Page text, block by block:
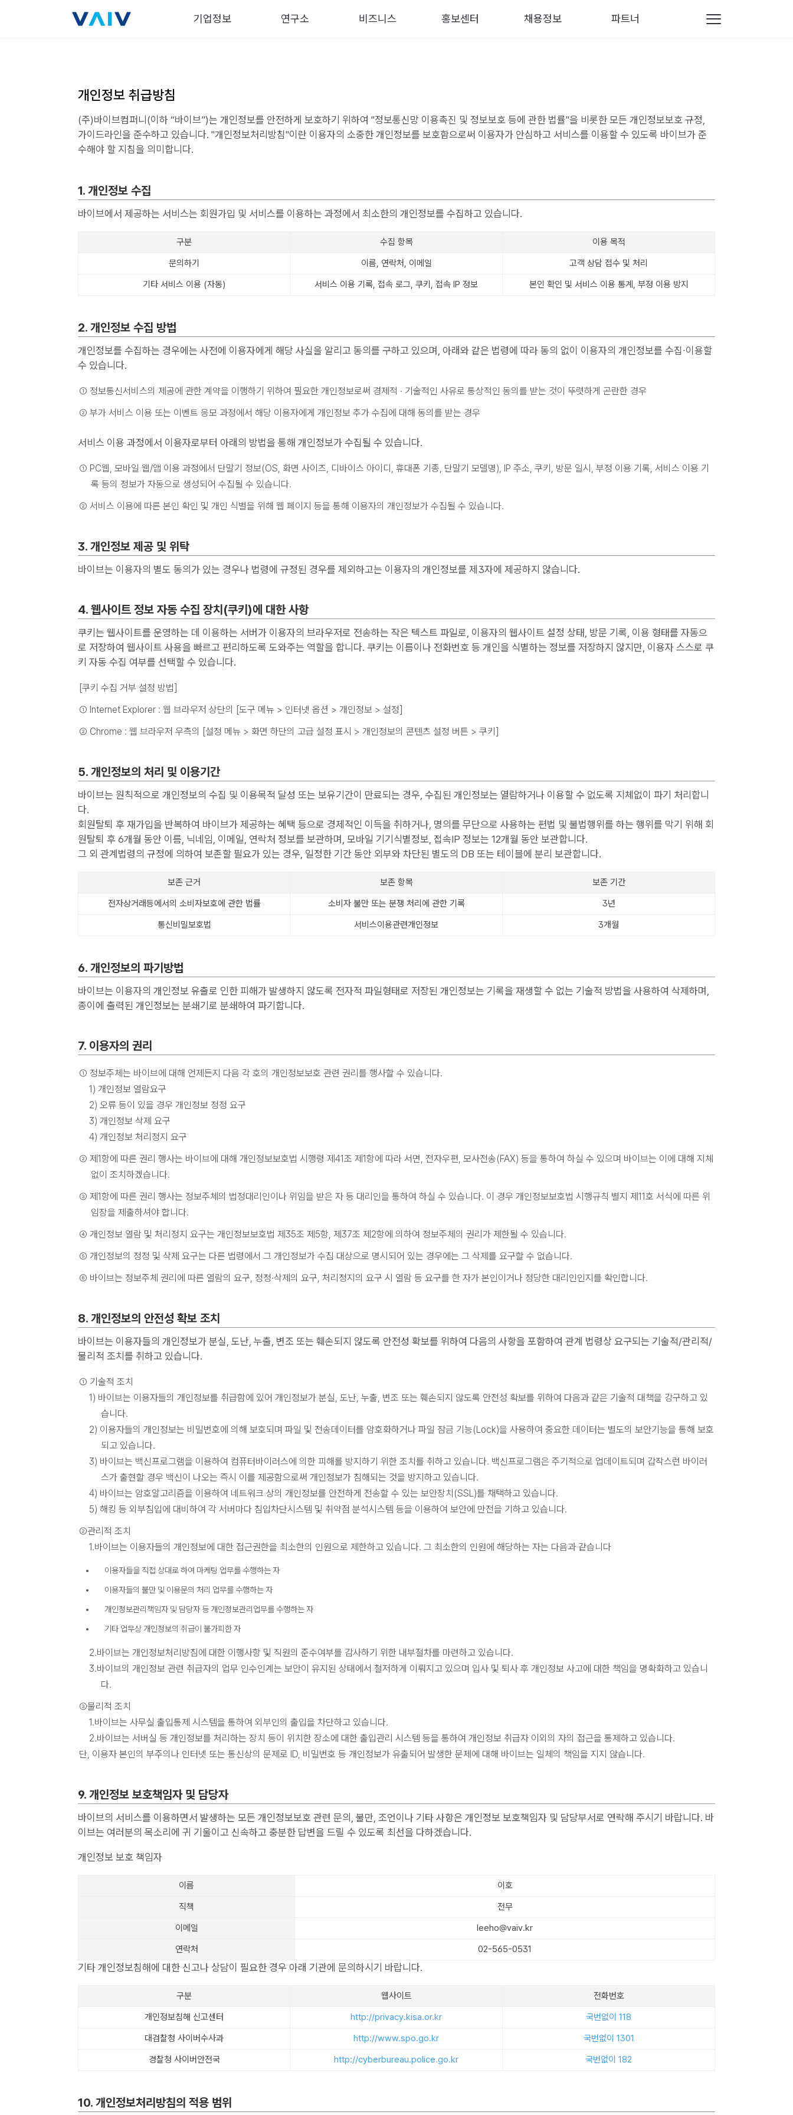
기업정보 연구소 비즈니스 홍보센터 채용정보 파트너
개인정보 취급방침
(주)바이브컴퍼니(이하 “바이브”)는 개인정보를 안전하게 보호하기 위하여 "정보통신망 이용촉진 및 정보보호 등에 관한 법률"을 비롯한 모든 개인정보보호 규정,
가이드라인을 준수하고 있습니다. "개인정보처리방침"이란 이용자의 소중한 개인정보를 보호함으로써 이용자가 안심하고 서비스를 이용할 수 있도록 바이브가 준
수해야 할 지침을 의미합니다.
1. 개인정보 수집
바이브에서 제공하는 서비스는 회원가입 및 서비스를 이용하는 과정에서 최소한의 개인정보를 수집하고 있습니다.
구분 수집 항목
이용 목적
문의하기
이름, 연락처, 이메일
고객 상담 접수 및 처리
기타 서비스 이용 (자동)
서비스 이용 기록, 접속 로그, 쿠키, 접속 IP 정보 본인 확인 및 서비스 이용 통계, 부정 이용 방지
2. 개인정보 수집 방법
개인정보를 수집하는 경우에는 사전에 이용자에게 해당 사실을 알리고 동의를 구하고 있으며, 아래와 같은 법령에 따라 동의 없이 이용자의 개인정보를 수집∙이용할
수 있습니다.
① 정보통신서비스의 제공에 관한 계약을 이행하기 위하여 필요한 개인정보로써 경제적 · 기술적인 사유로 통상적인 동의를 받는 것이 뚜렷하게 곤란한 경우
② 부가 서비스 이용 또는 이벤트 응모 과정에서 해당 이용자에게 개인정보 추가 수집에 대해 동의를 받는 경우
서비스 이용 과정에서 이용자로부터 아래의 방법을 통해 개인정보가 수집될 수 있습니다.
① PC웹, 모바일 웹/앱 이용 과정에서 단말기 정보(OS, 화면 사이즈, 디바이스 아이디, 휴대폰 기종, 단말기 모델명), IP 주소, 쿠키, 방문 일시, 부정 이용 기록, 서비스 이용 기
록 등의 정보가 자동으로 생성되어 수집될 수 있습니다.
② 서비스 이용에 따른 본인 확인 및 개인 식별을 위해 웹 페이지 등을 통해 이용자의 개인정보가 수집될 수 있습니다.
3. 개인정보 제공 및 위탁
바이브는 이용자의 별도 동의가 있는 경우나 법령에 규정된 경우를 제외하고는 이용자의 개인정보를 제3자에 제공하지 않습니다.
4. 웹사이트 정보 자동 수집 장치(쿠키)에 대한 사항
쿠키는 웹사이트를 운영하는 데 이용하는 서버가 이용자의 브라우저로 전송하는 작은 텍스트 파일로, 이용자의 웹사이트 설정 상태, 방문 기록, 이용 형태를 자동으
로 저장하여 웹사이트 사용을 빠르고 편리하도록 도와주는 역할을 합니다. 쿠키는 이름이나 전화번호 등 개인을 식별하는 정보를 저장하지 않지만, 이용자 스스로 쿠
키 자동 수집 여부를 선택할 수 있습니다.
[쿠키 수집 거부 설정 방법]
① Internet Explorer : 웹 브라우저 상단의 [도구 메뉴 > 인터넷 옵션 > 개인정보 > 설정]
② Chrome : 웹 브라우저 우측의 [설정 메뉴 > 화면 하단의 고급 설정 표시 > 개인정보의 콘텐츠 설정 버튼 > 쿠키]
5. 개인정보의 처리 및 이용기간
바이브는 원칙적으로 개인정보의 수집 및 이용목적 달성 또는 보유기간이 만료되는 경우, 수집된 개인정보는 열람하거나 이용할 수 없도록 지체없이 파기 처리합니
다.
회원탈퇴 후 재가입을 반복하여 바이브가 제공하는 혜택 등으로 경제적인 이득을 취하거나, 명의를 무단으로 사용하는 편법 및 불법행위를 하는 행위를 막기 위해 회
원탈퇴 후 6개월 동안 이름, 닉네임, 이메일, 연락처 정보를 보관하며, 모바일 기기식별정보, 접속IP 정보는 12개월 동안 보관합니다.
그 외 관계법령의 규정에 의하여 보존할 필요가 있는 경우, 일정한 기간 동안 외부와 차단된 별도의 DB 또는 테이블에 분리 보관합니다.
보존 근거 보존 항목
보존 기간
전자상거래등에서의 소비자보호에 관한 법률
소비자 불만 또는 분쟁 처리에 관한 기록
3년
통신비밀보호법
서비스이용관련개인정보 3개월
6. 개인정보의 파기방법
바이브는 이용자의 개인정보 유출로 인한 피해가 발생하지 않도록 전자적 파일형태로 저장된 개인정보는 기록을 재생할 수 없는 기술적 방법을 사용하여 삭제하며,
종이에 출력된 개인정보는 분쇄기로 분쇄하여 파기합니다.
7. 이용자의 권리
① 정보주체는 바이브에 대해 언제든지 다음 각 호의 개인정보보호 관련 권리를 행사할 수 있습니다.
1) 개인정보 열람요구
2) 오류 등이 있을 경우 개인정보 정정 요구
3) 개인정보 삭제 요구
4) 개인정보 처리정지 요구
② 제1항에 따른 권리 행사는 바이브에 대해 개인정보보호법 시행령 제41조 제1항에 따라 서면, 전자우편, 모사전송(FAX) 등을 통하여 하실 수 있으며 바이브는 이에 대해 지체
없이 조치하겠습니다.
③ 제1항에 따른 권리 행사는 정보주체의 법정대리인이나 위임을 받은 자 등 대리인을 통하여 하실 수 있습니다. 이 경우 개인정보보호법 시행규칙 별지 제11호 서식에 따른 위
임장을 제출하셔야 합니다.
④ 개인정보 열람 및 처리정지 요구는 개인정보보호법 제35조 제5항, 제37조 제2항에 의하여 정보주체의 권리가 제한될 수 있습니다.
⑤ 개인정보의 정정 및 삭제 요구는 다른 법령에서 그 개인정보가 수집 대상으로 명시되어 있는 경우에는 그 삭제를 요구할 수 없습니다.
⑥ 바이브는 정보주체 권리에 따른 열람의 요구, 정정·삭제의 요구, 처리정지의 요구 시 열람 등 요구를 한 자가 본인이거나 정당한 대리인인지를 확인합니다.
8. 개인정보의 안전성 확보 조치
바이브는 이용자들의 개인정보가 분실, 도난, 누출, 변조 또는 훼손되지 않도록 안전성 확보를 위하여 다음의 사항을 포함하여 관계 법령상 요구되는 기술적/관리적/
물리적 조치를 취하고 있습니다.
① 기술적 조치
1) 바이브는 이용자들의 개인정보를 취급함에 있어 개인정보가 분실, 도난, 누출, 변조 또는 훼손되지 않도록 안전성 확보를 위하여 다음과 같은 기술적 대책을 강구하고 있
습니다.
2) 이용자들의 개인정보는 비밀번호에 의해 보호되며 파일 및 전송데이터를 암호화하거나 파일 잠금 기능(Lock)을 사용하여 중요한 데이터는 별도의 보안기능을 통해 보호
되고 있습니다.
3) 바이브는 백신프로그램을 이용하여 컴퓨터바이러스에 의한 피해를 방지하기 위한 조치를 취하고 있습니다. 백신프로그램은 주기적으로 업데이트되며 갑작스런 바이러
스가 출현할 경우 백신이 나오는 즉시 이를 제공함으로써 개인정보가 침해되는 것을 방지하고 있습니다.
4) 바이브는 암호알고리즘을 이용하여 네트워크 상의 개인정보를 안전하게 전송할 수 있는 보안장치(SSL)를 채택하고 있습니다.
5) 해킹 등 외부침입에 대비하여 각 서버마다 침입차단시스템 및 취약점 분석시스템 등을 이용하여 보안에 만전을 기하고 있습니다.
②관리적 조치
1.바이브는 이용자들의 개인정보에 대한 접근권한을 최소한의 인원으로 제한하고 있습니다. 그 최소한의 인원에 해당하는 자는 다음과 같습니다
이용자들을 직접 상대로 하여 마케팅 업무를 수행하는 자
이용자들의 불만 및 이용문의 처리 업무를 수행하는 자
개인정보관리책임자 및 담당자 등 개인정보관리업무를 수행하는 자
기타 업무상 개인정보의 취급이 불가피한 자
2.바이브는 개인정보처리방침에 대한 이행사항 및 직원의 준수여부를 감사하기 위한 내부절차를 마련하고 있습니다.
3.바이브의 개인정보 관련 취급자의 업무 인수인계는 보안이 유지된 상태에서 철저하게 이뤄지고 있으며 입사 및 퇴사 후 개인정보 사고에 대한 책임을 명확화하고 있습니
다.
③물리적 조치
1.바이브는 사무실 출입통제 시스템을 통하여 외부인의 출입을 차단하고 있습니다.
2.바이브는 서버실 등 개인정보를 처리하는 장치 등이 위치한 장소에 대한 출입관리 시스템 등을 통하여 개인정보 취급자 이외의 자의 접근을 통제하고 있습니다.
단, 이용자 본인의 부주의나 인터넷 또는 통신상의 문제로 ID, 비밀번호 등 개인정보가 유출되어 발생한 문제에 대해 바이브는 일체의 책임을 지지 않습니다.
9. 개인정보 보호책임자 및 담당자
바이브의 서비스를 이용하면서 발생하는 모든 개인정보보호 관련 문의, 불만, 조언이나 기타 사항은 개인정보 보호책임자 및 담당부서로 연락해 주시기 바랍니다. 바
이브는 여러분의 목소리에 귀 기울이고 신속하고 충분한 답변을 드릴 수 있도록 최선을 다하겠습니다.
개인정보 보호 책임자
이름
이호
직책
전무
이메일
leeho@vaiv.kr
연락처
02-565-0531
기타 개인정보침해에 대한 신고나 상담이 필요한 경우 아래 기관에 문의하시기 바랍니다.
구분 웹사이트
전화번호
개인정보침해 신고센터
http://privacy.kisa.or.kr
국번없이 118
대검찰청 사이버수사과
http://www.spo.go.kr
국번없이 1301
경찰청 사이버안전국
http://cyberbureau.police.go.kr 국번없이 182
10. 개인정보처리방침의 적용 범위